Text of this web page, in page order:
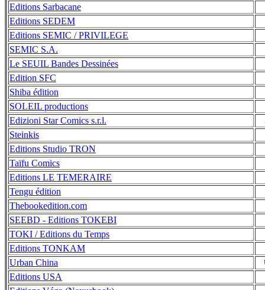
Editions Sarbacane
Editions SEDEM
Editions SEMIC / PRIVILEGE
SEMIC S.A.
Le SEUIL Bandes Dessinées
Edition SFC
Shiba édition
SOLEIL productions
Edizioni Star Comics s.r.l.
Steinkis
Editions Studio TRON
Taïfu Comics
Editions LE TEMERAIRE
Tengu édition
Thebookedition.com
SEEBD - Editions TOKEBI
TOKI / Editions du Temps
Editions TONKAM
Urban China
Editions USA